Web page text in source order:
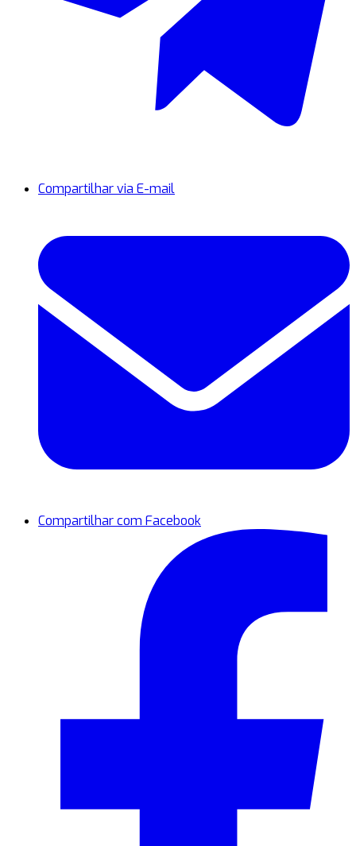
Compartilhar via E-mail
Compartilhar com Facebook